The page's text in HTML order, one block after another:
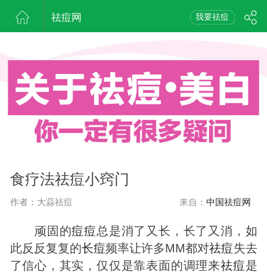
祛痘网 我要祛痘
食疗法祛痘小窍门
作者：大蒜祛痘 来自： 中国祛痘网
顽固的痘痘总是消了又长，长了又消，如
此反反复复的长痘频率让许多MM都对祛痘失去
了信心，其实，仅仅是靠表面的调理来祛痘是